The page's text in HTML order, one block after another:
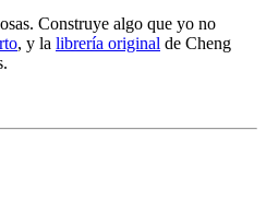
Construye algo que yo no
, y la librería original de Cheng